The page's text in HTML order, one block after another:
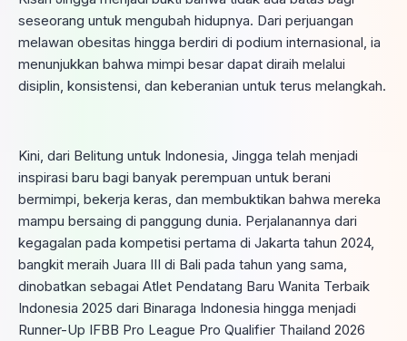
seseorang untuk mengubah hidupnya. Dari perjuangan
melawan obesitas hingga berdiri di podium internasional, ia
menunjukkan bahwa mimpi besar dapat diraih melalui
disiplin, konsistensi, dan keberanian untuk terus melangkah.
Kini, dari Belitung untuk Indonesia, Jingga telah menjadi
inspirasi baru bagi banyak perempuan untuk berani
bermimpi, bekerja keras, dan membuktikan bahwa mereka
mampu bersaing di panggung dunia. Perjalanannya dari
kegagalan pada kompetisi pertama di Jakarta tahun 2024,
bangkit meraih Juara III di Bali pada tahun yang sama,
dinobatkan sebagai Atlet Pendatang Baru Wanita Terbaik
Indonesia 2025 dari Binaraga Indonesia hingga menjadi
Runner-Up IFBB Pro League Pro Qualifier Thailand 2026